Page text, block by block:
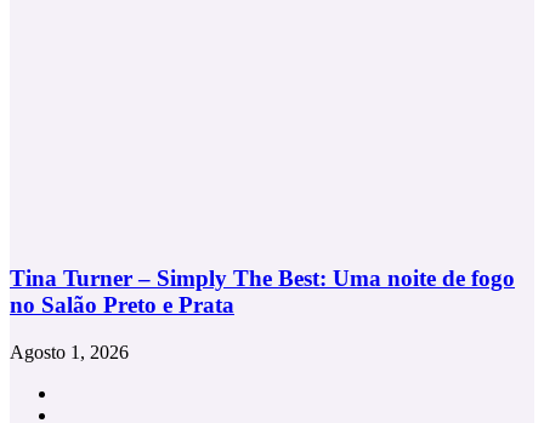
Tina Turner – Simply The Best: Uma noite de fogo
no Salão Preto e Prata
Agosto 1, 2026